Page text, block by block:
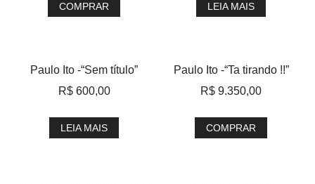
COMPRAR LEIA MAIS
Paulo Ito -“Sem título”
R$600,00
LEIA MAIS
Paulo Ito -“Ta tirando !!”
R$ 9.350,00
COMPRAR